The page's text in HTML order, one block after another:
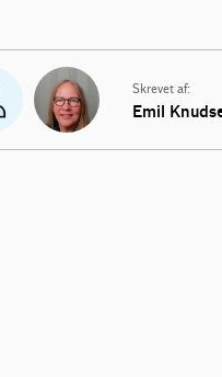
Skrevet af:
Emil